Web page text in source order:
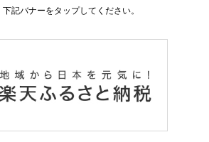
記バナーをタップしてください。